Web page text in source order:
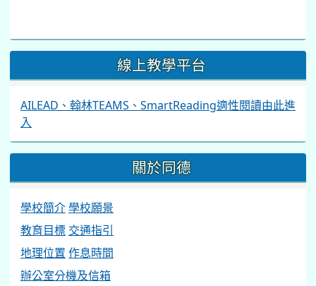
線上教學平台
AILEAD、翰林TEAMS、SmartReading適性閱讀由此進
入
關於同德
學校簡介學校願景
教育目標 交通指引
地理位置作息時間
辦公室分機及信箱